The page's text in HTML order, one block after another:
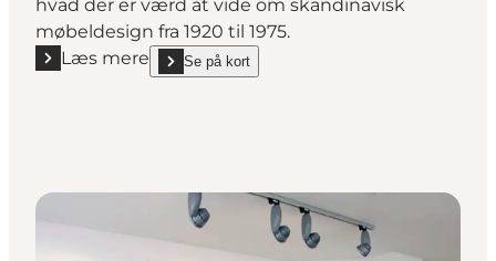
hvad der er værd at vide om skandinavisk
møbeldesign fra 1920 til 1975.
Læs mere
Læs mere "Dansk Møbelkunst Showroom"
Se på kort
show Dansk Møbelkunst Showroom on_map